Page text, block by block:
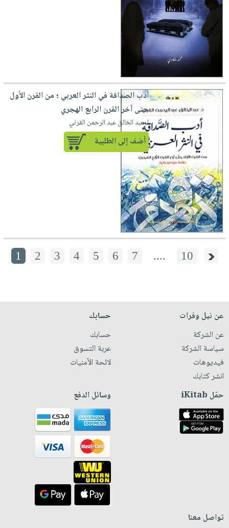
أدب الصداقة في النثر العربي ؛ من القرن الأول
حتى آخر القرن الرابع الهجري
لـ عبد الخالق عبد الرحمن القرني
أضف إلى الطلبية
1 2 3 4 5 6 7 .... 10
عن نيل وفرات
عن الشركة
سياسة الشركة
فيديوهات
انشر كتابك
حسابك
حسابك
عربة التسوق
لائحة الأمنيات
حمّل iKitab وسائل الدفع
تواصل معنا